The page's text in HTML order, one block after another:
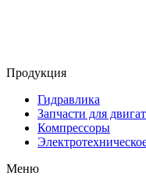
Продукция
Гидравлика
Запчасти для
Компрессоры
Меню